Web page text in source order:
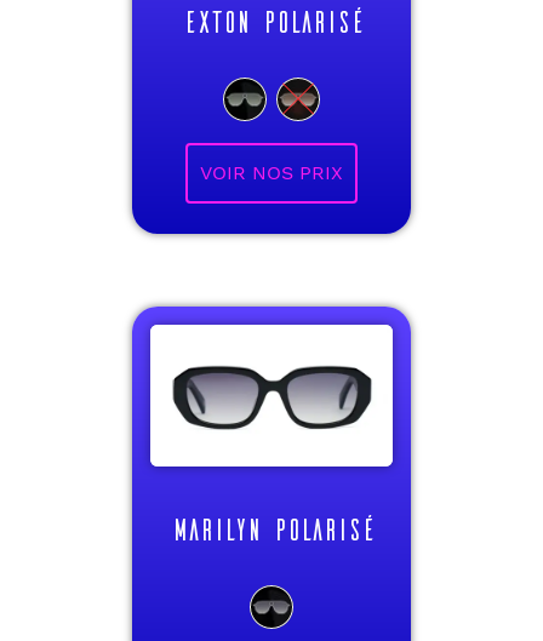
EXTON POLARISÉ
VOIR NOS PRIX
MARILYN POLARISÉ